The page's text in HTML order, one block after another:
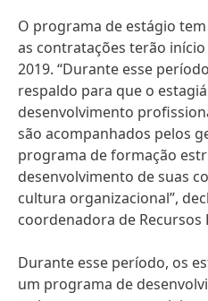
O programa de estágio
as contratações terão
2019. “Durante esse
respaldo para que o
desenvolvimento
são acompanhados pelos
programa de formação
desenvolvimento de suas
cultura organizacional”,
coordenadora de Recursos
Durante esse período, os
um programa de